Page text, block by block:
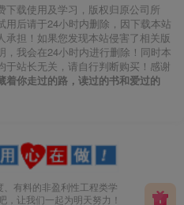
载使用及学习，版权归原公司所
后请于24小时内删除，因下载本站
担！如果您发现本站侵害了相关版
我会在24小时内进行删除！同时本
站长无关，请自行判断购买！感谢
着你走过的路，读过的书和爱过的
、有料的非盈利性工程类学
，让我们一起为明天努力！